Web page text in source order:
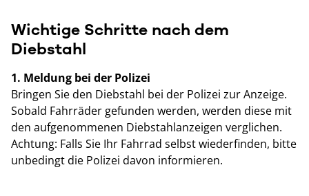
Wichtige Schritte nach dem
Diebstahl
1. Meldung bei der Polizei
Bringen Sie den Diebstahl bei der Polizei zur Anzeige.
Sobald Fahrräder gefunden werden, werden diese mit
den aufgenommenen Diebstahlanzeigen verglichen.
Achtung: Falls Sie Ihr Fahrrad selbst wiederfinden, bitte
unbedingt die Polizei davon informieren.